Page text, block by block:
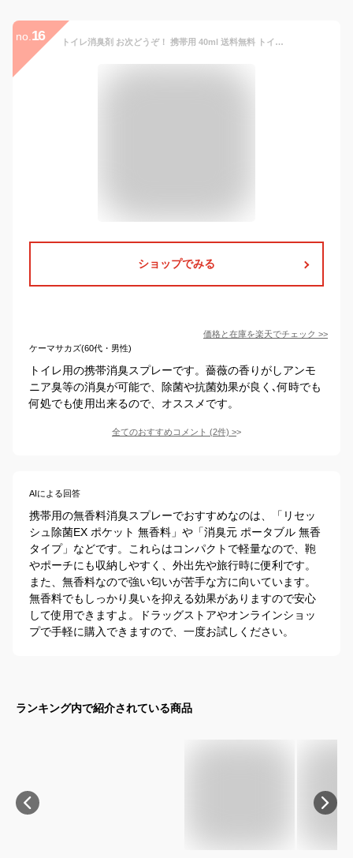
no. 16 トイレ消臭剤 お次どうぞ！ 携帯用 40ml 送料無料 トイレ 後 トイレ消臭 トイレ用 消臭 携帯 消臭スプレー 消臭剤 芳香剤 アロマ デオドラント スプレー ニオイ 便臭 尿臭 おむつ アンモニア 便臭除去 臭い 匂い bois-s e〜nio
ショップでみる
価格と在庫を楽天でチェック >>
ケーマサカズ(60代・男性)
トイレ用の携帯消臭スプレーです。薔薇の香りがしアンモ
ニア臭等の消臭が可能で、除菌や抗菌効果が良く､何時でも
何処でも使用出来るので、オススメです。
全てのおすすめコメント (2件) >
AIによる回答
携帯用の無香料消臭スプレーでおすすめなのは、「リセッ
シュ除菌EX ポケット 無香料」や「消臭元 ポータブル 無香
タイプ」などです。これらはコンパクトで軽量なので、鞄
やポーチにも収納しやすく、外出先や旅行時に便利です。
また、無香料なので強い匂いが苦手な方に向いています。
無香料でもしっかり臭いを抑える効果がありますので安心
して使用できますよ。ドラッグストアやオンラインショッ
プで手軽に購入できますので、一度お試しください。
ランキング内で紹介されている商品